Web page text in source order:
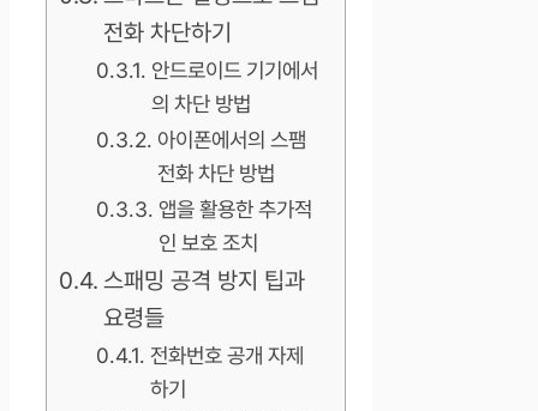
전화 차단하기
안드로이드 기기에서
의 차단 방법
아이폰에서의 스팸
전화 차단 방법
앱을 활용한 추가적
인 보호 조치
스패밍 공격 방지 팁과
요령들
전화번호 공개 자제
하기